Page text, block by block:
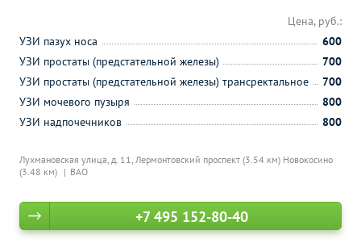
Лухмановская улица, д. 11, Лермонтовский проспект (3.54 км) Новокосино
(3.48 км)
ВАО
Цена, руб.:
УЗИ пазух носа
600
УЗИ простаты (предстательной железы)
700
УЗИ простаты (предстательной железы) трансректальное
700
УЗИ мочевого пузыря
800
УЗИ надпочечников
800
+7 495 152-80-40